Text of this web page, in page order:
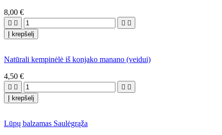
8,00 €
   
Į krepšelį
Natūrali kempinėlė iš konjako manano (veidui)
4,50 €
   
Į krepšelį
Lūpų balzamas Saulėgrąža